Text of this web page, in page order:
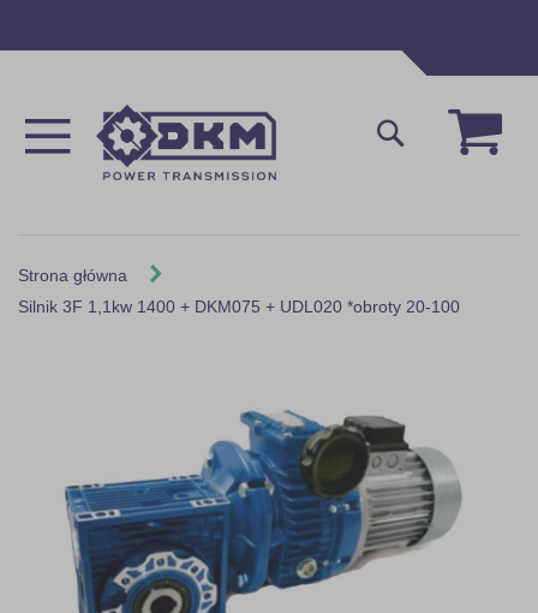
Mój
Szukaj
Strona główna
Silnik 3F 1,1kw 1400 + DKM075 + UDL020 *obroty 20-100
images